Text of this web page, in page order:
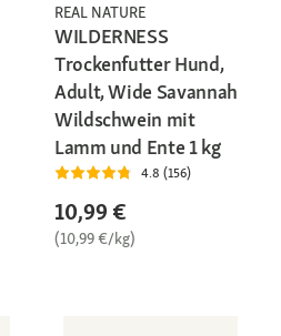
REAL NATURE
WILDERNESS
Trockenfutter Hund,
Adult, Wide Savannah
Wildschwein mit
Lamm und Ente 1 kg
4.8 (156)
10,99 €
(10,99 €/kg)